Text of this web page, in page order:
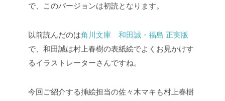
で、このバージョンは初読となります。
以前読んだのは角川文庫 和田誠・福島 正実版
で、和田誠は村上春樹の表紙絵でよくお見かけす
るイラストレーターさんですね。
今回ご紹介する挿絵担当の佐々木マキも村上春樹